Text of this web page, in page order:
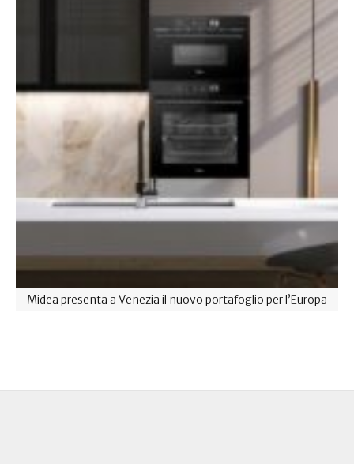
Midea presenta a Venezia il nuovo portafoglio per l’Europa